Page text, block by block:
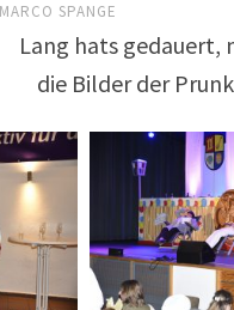
MARCO SPANGE
Lang hats gedauert,
die Bilder der